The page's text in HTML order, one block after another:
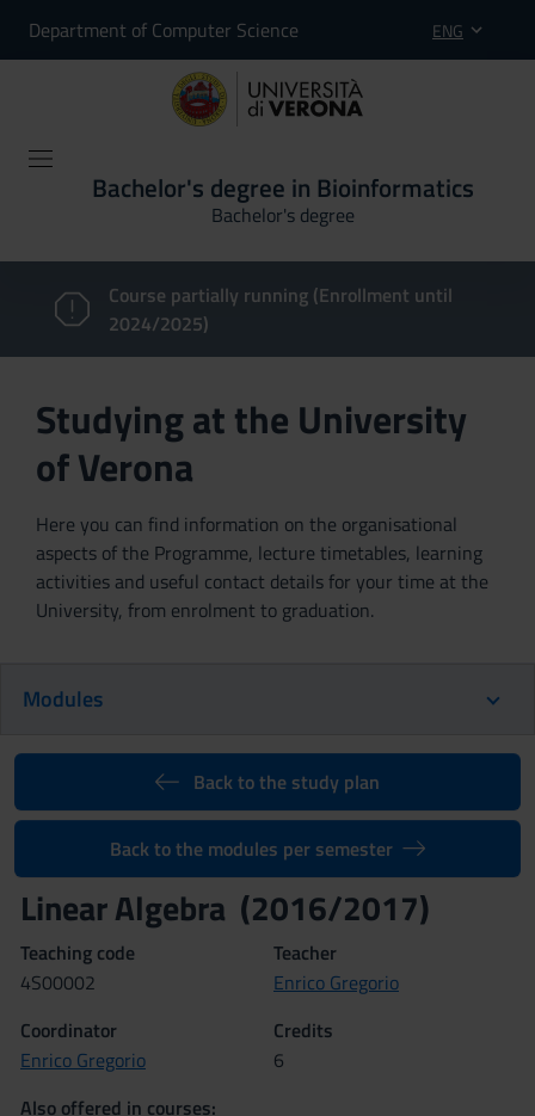
Department of Computer Science ENG
Bachelor's degree in Bioinformatics
Bachelor's degree
Course partially running (Enrollment until
2024/2025)
Studying at the University
of Verona
Here you can find information on the organisational
aspects of the Programme, lecture timetables, learning
activities and useful contact details for your time at the
University, from enrolment to graduation.
Modules
Back to the study plan
Back to the modules per semester
Linear Algebra (2016/2017)
Teaching code
4S00002
Teacher
Enrico Gregorio
Coordinator
Enrico Gregorio
Credits
6
Also offered in courses: